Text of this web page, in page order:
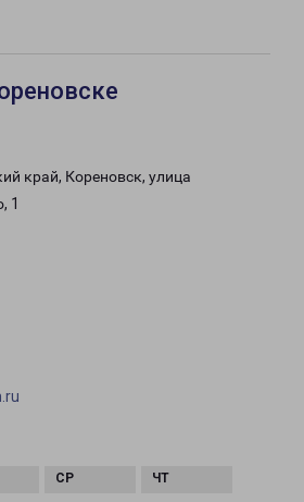
край, Кореновск, улица
1